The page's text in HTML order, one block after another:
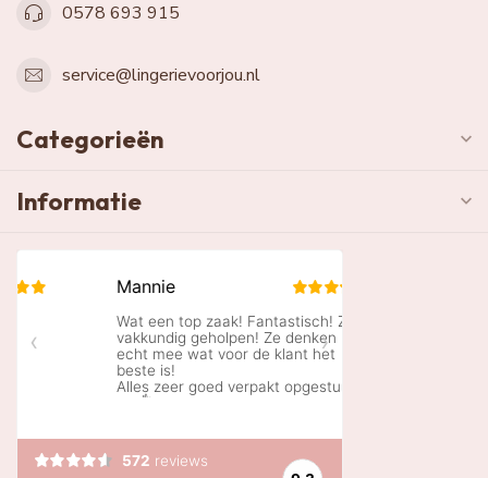
0578 693 915
service@lingerievoorjou.nl
Categorieën
Informatie